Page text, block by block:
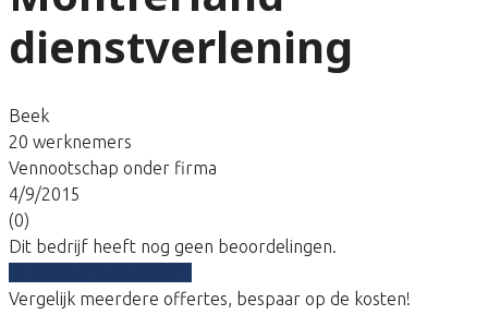
dienstverlening
Beek
20 werknemers
Vennootschap onder firma
4/9/2015
(0)
Dit bedrijf heeft nog geen beoordelingen.
Vergelijk meerdere offertes, bespaar op de kosten!